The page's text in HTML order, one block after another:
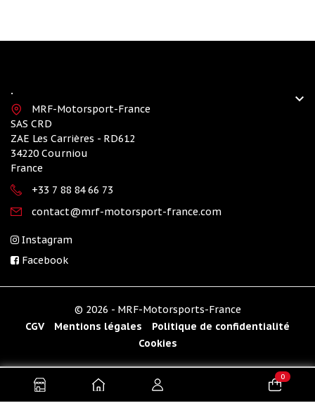
0
.

MRF-Motorsport-France
SAS CRD
ZAE Les Carrières - RD612
34220 Courniou
France
+33 7 88 84 66 73
contact@mrf-motorsport-france.com
Instagram
Facebook
© 2026 - MRF-Motorsports-France
CGV
Mentions légales
Politique de confidentialité
Cookies